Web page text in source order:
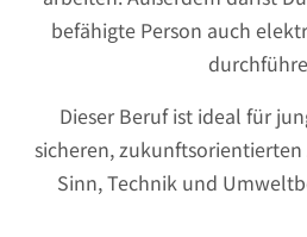
befähigte Person auch
Dieser Beruf ist ideal für
sicheren,
Sinn, Technik und